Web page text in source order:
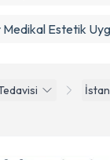
Medikal Estetik